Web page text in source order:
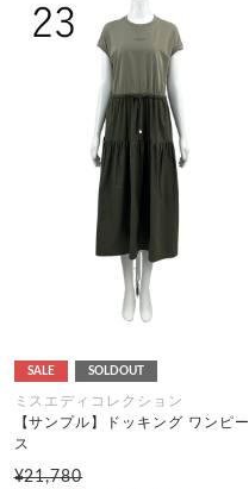
SALE SOLDOUT
ミスエディコレクション
【サンプル】ドッキング ワンピー
ス
¥21,780